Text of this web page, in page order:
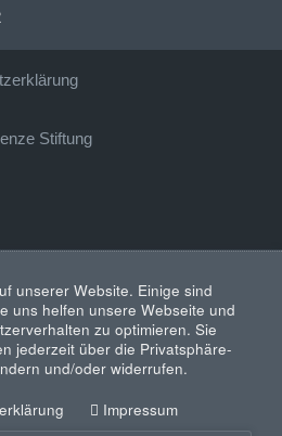
Stiftung
unserer Website. Einige sind
uns helfen unsere Webseite und
zu optimieren. Sie
jederzeit über die Privatsphäre-
und/oder widerrufen.
Impressum